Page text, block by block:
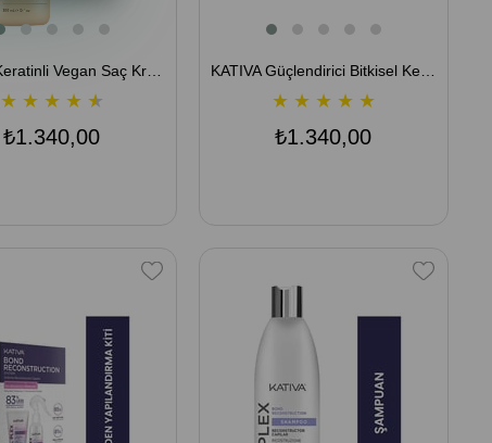
KATIVA Keratinli Vegan Saç Kremi 355 mL - Yumuşaklık ve Parlaklık
★ ★ ★ ★ ★
₺1.340,00
★ ★ ★ ★ ★
₺1.340,00